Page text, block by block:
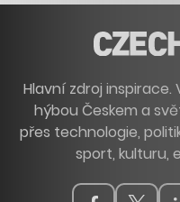
Hlavní zdroj
hýbou Českem a
přes technologie,
sport, kulturu,